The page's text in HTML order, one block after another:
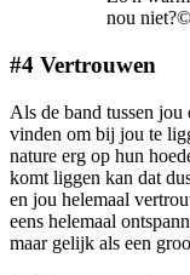
nou
#4 Vertrouwen
Als de band tussen
vinden om bij jou te
nature erg op hun
komt liggen kan dat
en jou helemaal
eens helemaal
maar gelijk als een